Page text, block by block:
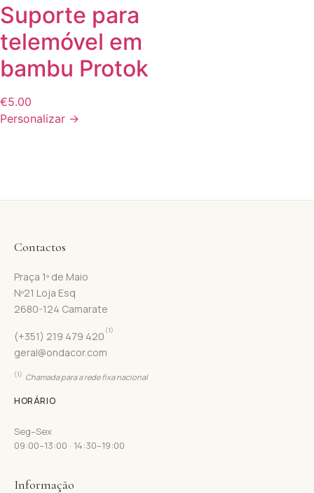
Suporte para
telemóvel em
bambu Protok
€5.00
Personalizar →
Contactos
Praça 1º de Maio
Nº21 Loja Esq
2680-124 Camarate
(+351) 219 479 420 (1)
geral@ondacor.com
(1) Chamada para a rede fixa nacional
HORÁRIO
Seg–Sex
09:00–13:00 · 14:30–19:00
Informação